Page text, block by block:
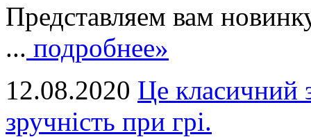
Представляем вам
... подробнее»
12.08.2020 Це класичний
зручність при грі.